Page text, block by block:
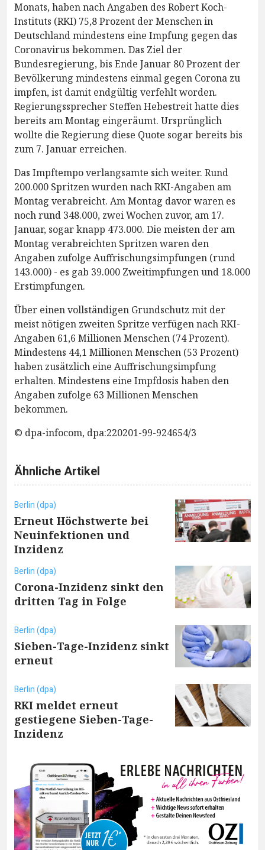
Monats, haben nach Angaben des Robert Koch-
Instituts (RKI) 75,8 Prozent der Menschen in
Deutschland mindestens eine Impfung gegen das
Coronavirus bekommen. Das Ziel der
Bundesregierung, bis Ende Januar 80 Prozent der
Bevölkerung mindestens einmal gegen Corona zu
impfen, ist damit endgültig verfehlt worden.
Regierungssprecher Steffen Hebestreit hatte dies
bereits am Montag eingeräumt. Ursprünglich
wollte die Regierung diese Quote sogar bereits bis
zum 7. Januar erreichen.
Das Impftempo verlangsamte sich weiter. Rund
200.000 Spritzen wurden nach RKI-Angaben am
Montag verabreicht. Am Montag davor waren es
noch rund 348.000, zwei Wochen zuvor, am 17.
Januar, sogar knapp 473.000. Die meisten der am
Montag verabreichten Spritzen waren den
Angaben zufolge Auffrischungsimpfungen (rund
143.000) - es gab 39.000 Zweitimpfungen und 18.000
Erstimpfungen.
Über einen vollständigen Grundschutz mit der
meist nötigen zweiten Spritze verfügen nach RKI-
Angaben 61,6 Millionen Menschen (74 Prozent).
Mindestens 44,1 Millionen Menschen (53 Prozent)
haben zusätzlich eine Auffrischungsimpfung
erhalten. Mindestens eine Impfdosis haben den
Angaben zufolge 63 Millionen Menschen
bekommen.
© dpa-infocom, dpa:220201-99-924654/3
Ähnliche Artikel
Berlin (dpa)
Erneut Höchstwerte bei
Neuinfektionen und
Inzidenz
Berlin (dpa)
Corona-Inzidenz sinkt den
dritten Tag in Folge
Berlin (dpa)
Sieben-Tage-Inzidenz sinkt
erneut
Berlin (dpa)
RKI meldet erneut
gestiegene Sieben-Tage-
Inzidenz